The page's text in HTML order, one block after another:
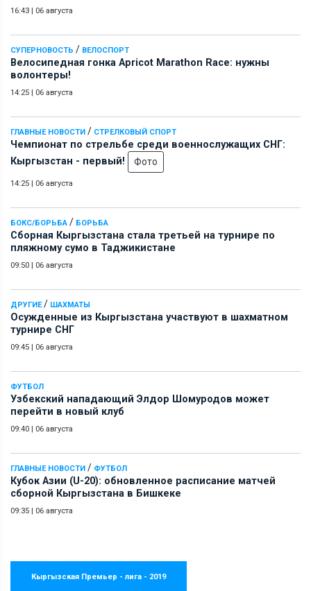
16:43 | 06 августа
СУПЕРНОВОСТЬ / ВЕЛОСПОРТ
Велосипедная гонка Apricot Marathon Race: нужны
волонтеры!
14:25 | 06 августа
ГЛАВНЫЕ НОВОСТИ / СТРЕЛКОВЫЙ СПОРТ
Чемпионат по стрельбе среди военнослужащих СНГ:
Кыргызстан - первый!
Фото
14:25 | 06 августа
БОКС/БОРЬБА / БОРЬБА
Сборная Кыргызстана стала третьей на турнире по
пляжному сумо в Таджикистане
09:50 | 06 августа
ДРУГИЕ/ ШАХМАТЫ
Осужденные из Кыргызстана участвуют в шахматном
турнире СНГ
09:45 | 06 августа
ФУТБОЛ
Узбекский нападающий Элдор Шомуродов может
перейти в новый клуб
09:40 | 06 августа
ГЛАВНЫЕ НОВОСТИ / ФУТБОЛ
Кубок Азии (U-20): обновленное расписание матчей
сборной Кыргызстана в Бишкеке
09:35 | 06 августа
Кыргызская Премьер - лига - 2019